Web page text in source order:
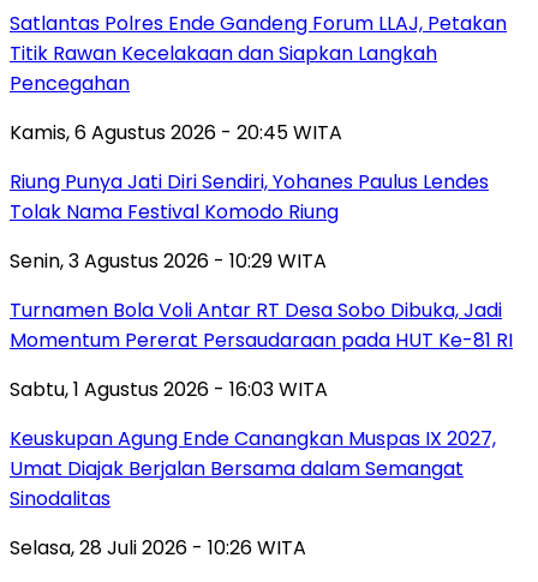
Satlantas Polres Ende Gandeng Forum LLAJ, Petakan
Titik Rawan Kecelakaan dan Siapkan Langkah
Pencegahan
Kamis, 6 Agustus 2026 - 20:45 WITA
Riung Punya Jati Diri Sendiri, Yohanes Paulus Lendes
Tolak Nama Festival Komodo Riung
Senin, 3 Agustus 2026 - 10:29 WITA
Turnamen Bola Voli Antar RT Desa Sobo Dibuka, Jadi
Momentum Pererat Persaudaraan pada HUT Ke-81 RI
Sabtu, 1 Agustus 2026 - 16:03 WITA
Keuskupan Agung Ende Canangkan Muspas IX 2027,
Umat Diajak Berjalan Bersama dalam Semangat
Sinodalitas
Selasa, 28 Juli 2026 - 10:26 WITA